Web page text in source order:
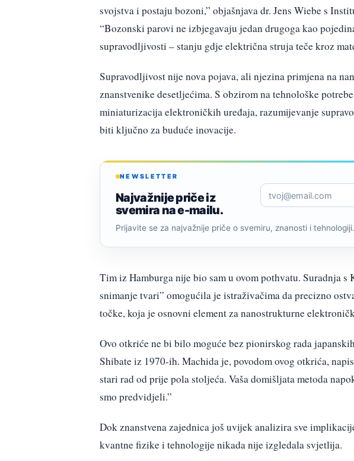
svojstva i postaju bozoni,” objašnjava dr. Jens Wiebe s
“Bozonski parovi ne izbjegavaju jedan drugoga kao
supravodljivosti – stanju gdje električna struja teče kroz
Supravodljivost nije nova pojava, ali njezina primjena na
znanstvenike desetljećima. S obzirom na tehnološke
miniaturizacija elektroničkih uređaja, razumijevanje
biti ključno za buduće inovacije.
NEWSLETTER
Najvažnije priče iz
svemira na e-mailu.
Prijavite se za najvažnije priče o svemiru, znanosti i tehnologiji.
Tim iz Hamburga nije bio sam u ovom pothvatu. Suradnja
snimanje tvari” omogućila je istraživačima da precizno
točke, koja je osnovni element za nanostrukturne
Ovo otkriće ne bi bilo moguće bez pionirskog rada
Shibate iz 1970-ih. Machida je, povodom ovog otkrića,
stari rad od prije pola stoljeća. Vaša domišljata metoda
smo predvidjeli.”
Dok znanstvena zajednica još uvijek analizira sve
kvantne fizike i tehnologije nikada nije izgledala svjetlija.